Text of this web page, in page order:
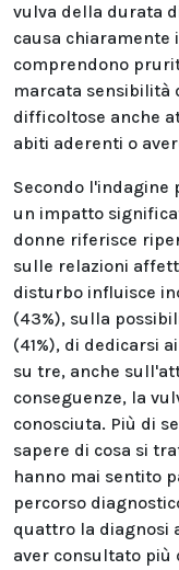
vulva della durata
causa
comprendono
marcata sensibilità
difficoltose anche
abiti aderenti o
Secondo l'indagine
un impatto
donne riferisce
sulle relazioni
disturbo influisce
(43%), sulla
(41%), di dedicarsi
su tre, anche
conseguenze, la
conosciuta. Più di
sapere di cosa si
hanno mai sentito
percorso
quattro la diagnosi
aver consultato più